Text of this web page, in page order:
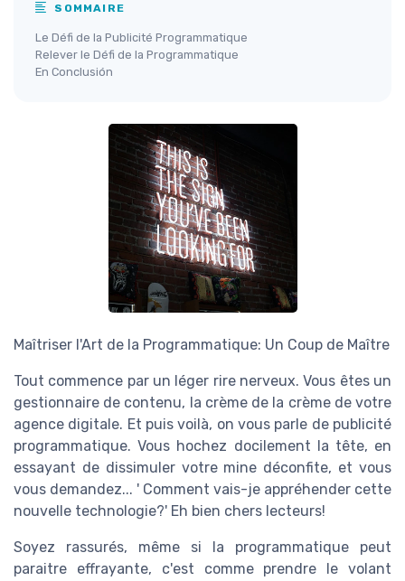
SOMMAIRE
Le Défi de la Publicité Programmatique
Relever le Défi de la Programmatique
En Conclusión
Maîtriser l'Art de la Programmatique: Un Coup de Maître
Tout commence par un léger rire nerveux. Vous êtes un
gestionnaire de contenu, la crème de la crème de votre
agence digitale. Et puis voilà, on vous parle de publicité
programmatique. Vous hochez docilement la tête, en
essayant de dissimuler votre mine déconfite, et vous
vous demandez... ' Comment vais-je appréhender cette
nouvelle technologie?' Eh bien chers lecteurs!
Soyez rassurés, même si la programmatique peut
paraitre effrayante, c'est comme prendre le volant